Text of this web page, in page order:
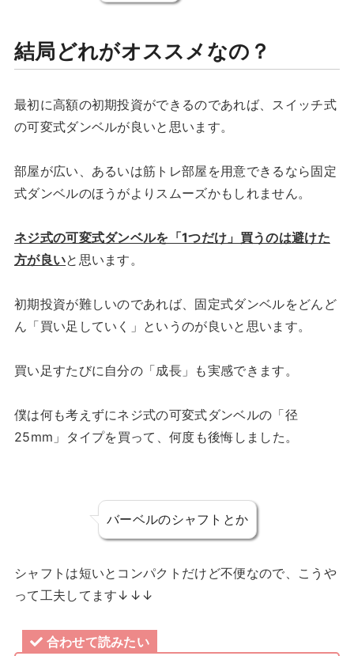
結局どれがオススメなの？
最初に高額の初期投資ができるのであれば、スイッチ式
の可変式ダンベルが良いと思います。
部屋が広い、あるいは筋トレ部屋を用意できるなら固定
式ダンベルのほうがよりスムーズかもしれません。
ネジ式の可変式ダンベルを「1つだけ」買うのは避けた
方が良いと思います。
初期投資が難しいのであれば、固定式ダンベルをどんど
ん「買い足していく」というのが良いと思います。
買い足すたびに自分の「成長」も実感できます。
僕は何も考えずにネジ式の可変式ダンベルの「径
25mm」タイプを買って、何度も後悔しました。
バーベルのシャフトとか
シャフトは短いとコンパクトだけど不便なので、こうや
って工夫してます↓↓↓
合わせて読みたい